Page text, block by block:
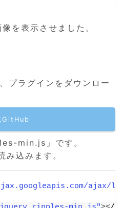
を表示させました。
プラグインをダウンロー
GitHub
min.js」です。
込みます。
ajax/